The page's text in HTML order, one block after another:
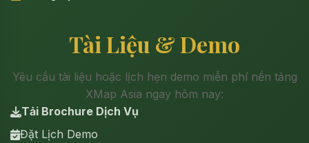
Tài Liệu & Demo
Yêu cầu tài liệu hoặc lịch hẹn demo miễn phí nền tảng
XMap Asia ngay hôm nay:
Tải Brochure Dịch Vụ
Đặt Lịch Demo